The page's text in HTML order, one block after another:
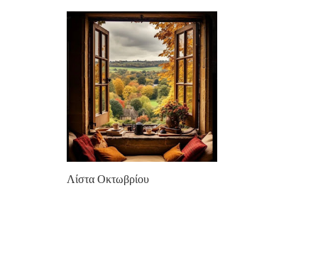
Λίστα Οκτωβρίου